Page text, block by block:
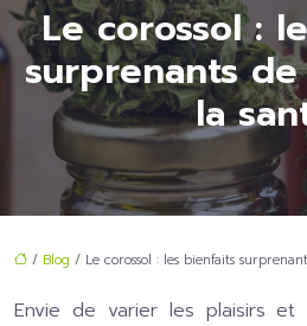
Le corossol :
surprenants
la
/ Blog / Le corossol : les bienfaits
Envie de varier les plaisirs